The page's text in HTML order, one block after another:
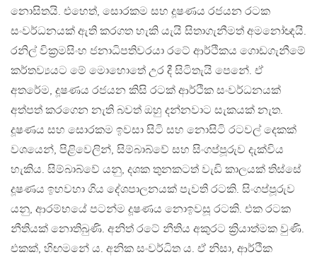
නොසිතයි. එහෙත්, සොරකම සහ දූෂණය රජයන රටක
සංවර්ධනයක් ඇති කරගත හැකි යැයි සිතාගැනීමත් අමනෝඥයි.
රනිල් වික්‍රමසිංහ ජනාධිපතිවරයා රටේ ආර්ථිකය ගොඩගැනීමේ
කර්තව්‍යයට මේ මොහොතේ උර දී සිටිතැයි පෙනේ. ඒ
අතරේම, දූෂණය රජයන කිසි රටක් ආර්ථික සංවර්ධනයක්
අත්පත් කරගෙන නැති බවත් ඔහු දන්නවාට සැකයක් නැත.
දූෂණය සහ සොරකම ඉවසා සිටි සහ නොසිටි රටවල් දෙකක්
වශයෙන්, පිළිවෙලින්, සිම්බාබ්වේ සහ සිංගප්පූරුව දැක්විය
හැකිය. සිම්බාබ්වේ යනු, දශක තුනකටත් වැඩි කාලයක් තිස්සේ
දූෂණය ඉහවහා ගිය දේශපාලනයක් පැවති රටකි. සිංගප්පූරුව
යනු, ආරම්භයේ පටන්ම දූෂණය නොඉවසූ රටකි. එක රටක
නීතියක් නොතිබුණි. අනිත් රටේ නීතිය අකුරට ක්‍රියාත්මක වුණි.
එකක්, හිඟමනේ ය. අනික සංවර්ධිත ය. ඒ නිසා, ආර්ථික